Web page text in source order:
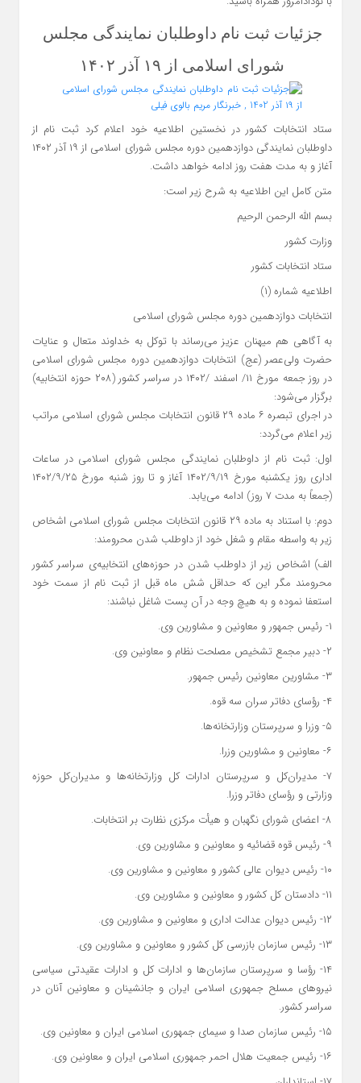
جزئیات ثبت نام داوطلبان نمایندگی مجلس
شورای اسلامی از ۱۹ آذر ۱۴۰۲
ستاد انتخابات کشور در نخستین اطلاعیه خود اعلام کرد ثبت نام از
داوطلبان نمایندگی دوازدهمین دوره مجلس شورای اسلامی از ۱۹ آذر ۱۴۰۲
آغاز و به مدت هفت روز ادامه خواهد داشت.
متن کامل این اطلاعیه به شرح زیر است:
بسم الله الرحمن الرحیم
وزارت کشور
ستاد انتخابات کشور
اطلاعیه شماره (۱)
انتخابات دوازدهمین دوره مجلس شورای اسلامی
به آگاهی هم میهنان عزیز می‌رساند با توکل به خداوند متعال و عنایات
حضرت ولی‌عصر (عج) انتخابات دوازدهمین دوره مجلس شورای اسلامی
در روز جمعه مورخ ۱۱/ اسفند /۱۴۰۲ در سراسر کشور (۲۰۸ حوزه انتخابیه)
برگزار می‌شود:
در اجرای تبصره ۶ ماده ۲۹ قانون انتخابات مجلس شورای اسلامی مراتب
زیر اعلام می‌گردد:
اول: ثبت نام از داوطلبان نمایندگی مجلس شورای اسلامی در ساعات
اداری روز یکشنبه مورخ ۱۴۰۲/۹/۱۹ آغاز و تا روز شنبه مورخ ۱۴۰۲/۹/۲۵
(جمعاً به مدت ۷ روز) ادامه می‌یابد.
دوم: با استناد به ماده ۲۹ قانون انتخابات مجلس شورای اسلامی اشخاص
زیر به واسطه مقام و شغل خود از داوطلب شدن محرومند:
الف) اشخاص زیر از داوطلب شدن در حوزه‌های انتخابیه‌ی سراسر کشور
محرومند مگر این که حداقل شش ماه قبل از ثبت نام از سمت خود
استعفا نموده و به هیچ وجه در آن پست شاغل نباشند:
۱- رئیس جمهور و معاونین و مشاورین وی.
۲- دبیر مجمع تشخیص مصلحت نظام و معاونین وی.
۳- مشاورین معاونین رئیس جمهور.
۴- رؤسای دفاتر سران سه قوه.
۵- وزرا و سرپرستان وزارتخانه‌ها.
۶- معاونین و مشاورین وزرا.
۷- مدیران‌کل و سرپرستان ادارات کل وزارتخانه‌ها و مدیران‌کل حوزه
وزارتی و رؤسای دفاتر وزرا.
۸- اعضای شورای نگهبان و هیأت مرکزی نظارت بر انتخابات.
۹- رئیس قوه قضائیه و معاونین و مشاورین وی.
۱۰- رئیس دیوان عالی کشور و معاونین و مشاورین وی.
۱۱- دادستان کل کشور و معاونین و مشاورین وی.
۱۲- رئیس دیوان عدالت اداری و معاونین و مشاورین وی.
۱۳- رئیس سازمان بازرسی کل کشور و معاونین و مشاورین وی.
۱۴- رؤسا و سرپرستان سازمان‌ها و ادارات کل و ادارات عقیدتی سیاسی
نیروهای مسلح جمهوری اسلامی ایران و جانشینان و معاونین آنان در
سراسر کشور.
۱۵- رئیس سازمان صدا و سیمای جمهوری اسلامی ایران و معاونین وی.
۱۶- رئیس جمعیت هلال احمر جمهوری اسلامی ایران و معاونین وی.